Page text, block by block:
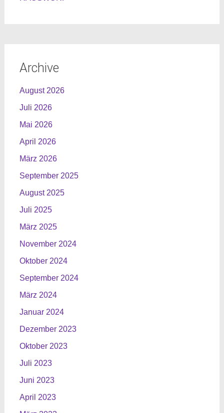
Archive
August 2026
Juli 2026
Mai 2026
April 2026
März 2026
September 2025
August 2025
Juli 2025
März 2025
November 2024
Oktober 2024
September 2024
März 2024
Januar 2024
Dezember 2023
Oktober 2023
Juli 2023
Juni 2023
April 2023